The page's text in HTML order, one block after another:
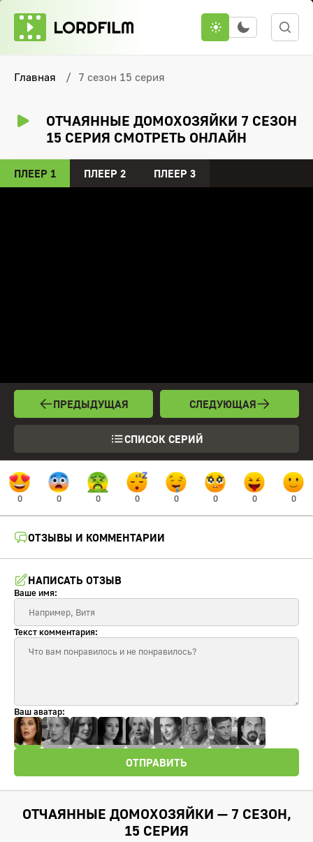
Главная 7 сезон 15 серия
ОТЧАЯННЫЕ ДОМОХОЗЯЙКИ 7 СЕЗОН
15 СЕРИЯ СМОТРЕТЬ ОНЛАЙН
ПЛЕЕР 1 ПЛЕЕР 2 ПЛЕЕР 3
ПРЕДЫДУЩАЯ
СПИСОК СЕРИЙ
СЛЕДУЮЩАЯ
0 0 0 0 0 0 0 0
ОТЗЫВЫ И КОММЕНТАРИИ
НАПИСАТЬ ОТЗЫВ
Ваше имя:
Текст комментария:
Ваш аватар:
ОТПРАВИТЬ
ОТЧАЯННЫЕ ДОМОХОЗЯЙКИ — 7 СЕЗОН,
15 СЕРИЯ